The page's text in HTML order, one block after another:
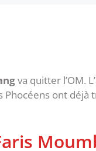
va quitter l’OM.
Phocéens ont